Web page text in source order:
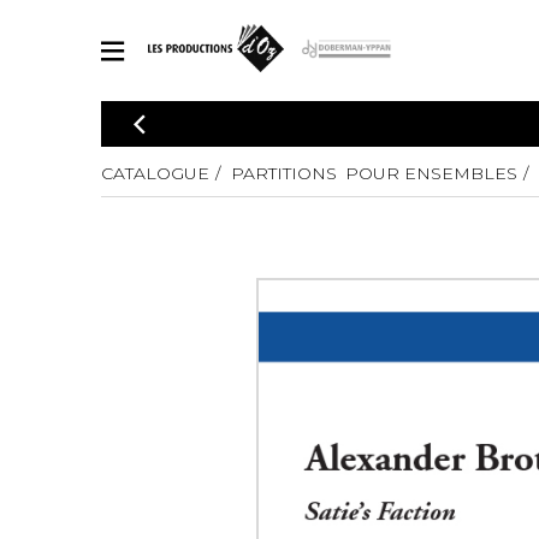
CATALOGUE
Explorez notre catalogue de partitions riche en œuvres
en arrangements de qualité.
arrangements de qualité.
2
3
CATALOGUE PARTITIONS POUR ENSEMBLES